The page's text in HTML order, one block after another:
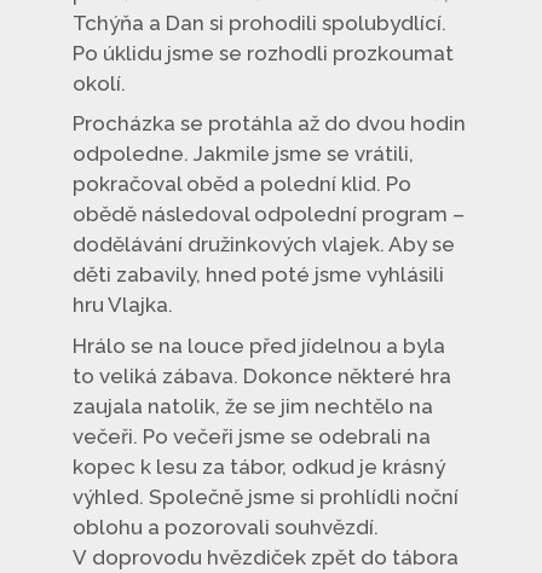
Tchýňa a Dan si prohodili spolubydlící.
Po úklidu jsme se rozhodli prozkoumat
okolí.
Procházka se protáhla až do dvou hodin
odpoledne. Jakmile jsme se vrátili,
pokračoval oběd a polední klid. Po
obědě následoval odpolední program –
dodělávání družinkových vlajek. Aby se
děti zabavily, hned poté jsme vyhlásili
hru Vlajka.
Hrálo se na louce před jídelnou a byla
to veliká zábava. Dokonce některé hra
zaujala natolik, že se jim nechtělo na
večeři. Po večeři jsme se odebrali na
kopec k lesu za tábor, odkud je krásný
výhled. Společně jsme si prohlídli noční
oblohu a pozorovali souhvězdí.
V doprovodu hvězdiček zpět do tábora